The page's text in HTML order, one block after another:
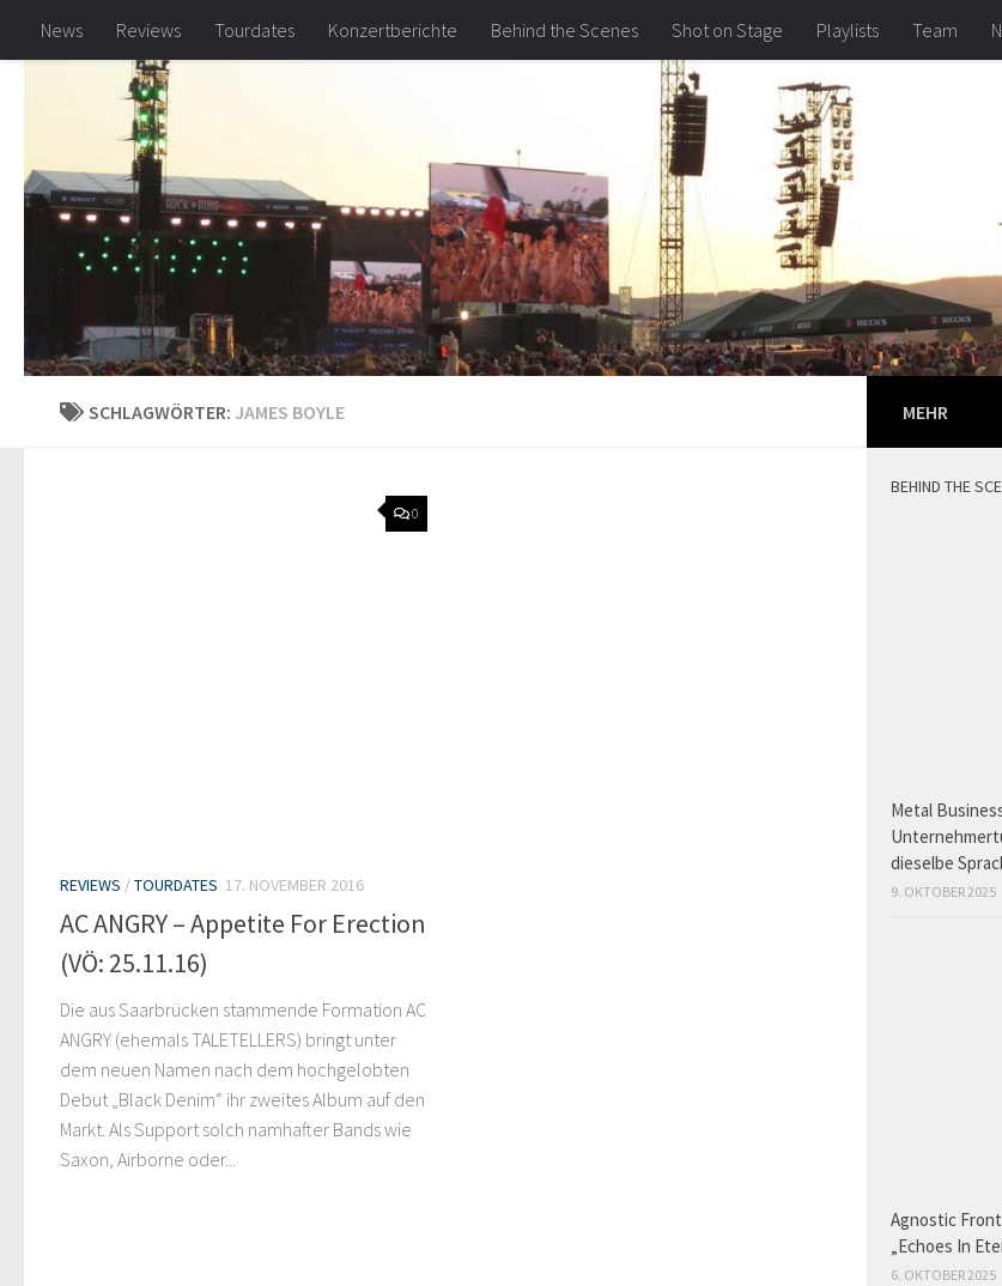
Zum Inhalt springen
News Reviews Tourdates Konzertberichte Behind the Scenes Shot on Stage Playlists Team
SCHLAGWÖRTER: JAMES BOYLE
0
REVIEWS /TOURDATES 17. NOVEMBER 2016
AC ANGRY – Appetite For Erection
(VÖ: 25.11.16)
Die aus Saarbrücken stammende Formation AC
ANGRY (ehemals TALETELLERS) bringt unter
dem neuen Namen nach dem hochgelobten
Debut „Black Denim“ ihr zweites Album auf den
Markt. Als Support solch namhafter Bands wie
Saxon, Airborne oder...
MEHR
BEHIND THE
Metal
dieselbe
9. OKTOBER 2025
Agnostic
„Echoes In
6. OKTOBER 2025